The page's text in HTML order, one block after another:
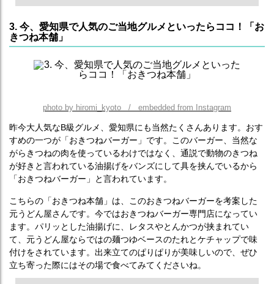
3. 今、愛知県で人気のご当地グルメといったらココ！「お
きつね本舗」
photo by hiromi_kyoto / embedded from Instagram
昨今大人気なB級グルメ、愛知県にも当然たくさんあります。おす
すめの一つが「おきつねバーガー」です。このバーガー、当然な
がらきつねの肉を使っているわけではなく、通説で動物のきつね
が好きと言われている油揚げをバンズにして具を挟んでいるから
「おきつねバーガー」と言われています。
こちらの「おきつね本舗」は、このおきつねバーガーを考案した
元うどん屋さんです。今ではおきつねバーガー専門店になってい
ます。パリッとした油揚げに、レタスやとんかつが挟まれてい
て、元うどん屋ならではの麺つゆベースのたれとケチャップで味
付けをされています。出来立てのぱりぱりが美味しいので、ぜひ
立ち寄った際にはその場で食べてみてくださいね。